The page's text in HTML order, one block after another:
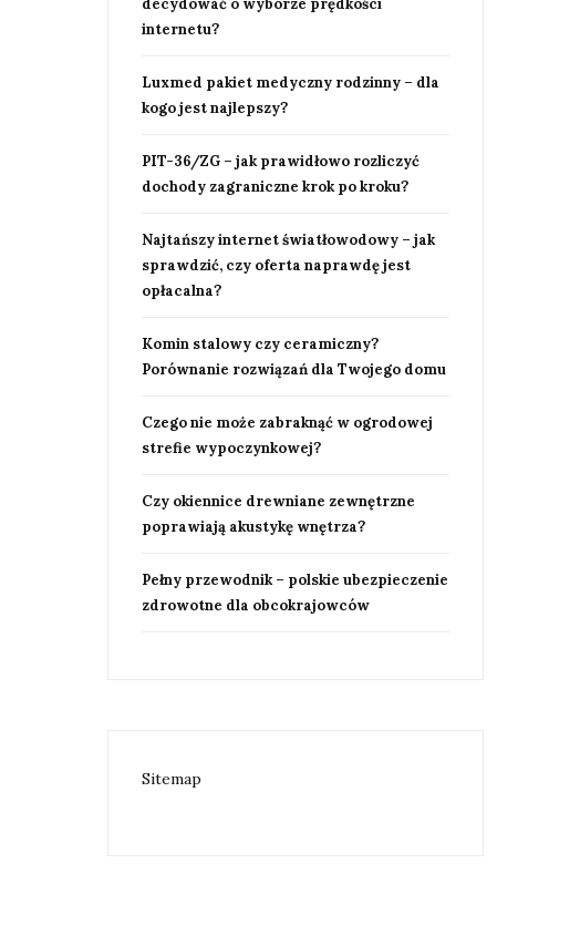
decydować o wyborze prędkości
internetu?
Luxmed pakiet medyczny rodzinny – dla
kogo jest najlepszy?
PIT-36/ZG – jak prawidłowo rozliczyć
dochody zagraniczne krok po kroku?
Najtańszy internet światłowodowy – jak
sprawdzić, czy oferta naprawdę jest
opłacalna?
Komin stalowy czy ceramiczny?
Porównanie rozwiązań dla Twojego domu
Czego nie może zabraknąć w ogrodowej
strefie wypoczynkowej?
Czy okiennice drewniane zewnętrzne
poprawiają akustykę wnętrza?
Pełny przewodnik – polskie ubezpieczenie
zdrowotne dla obcokrajowców
Sitemap